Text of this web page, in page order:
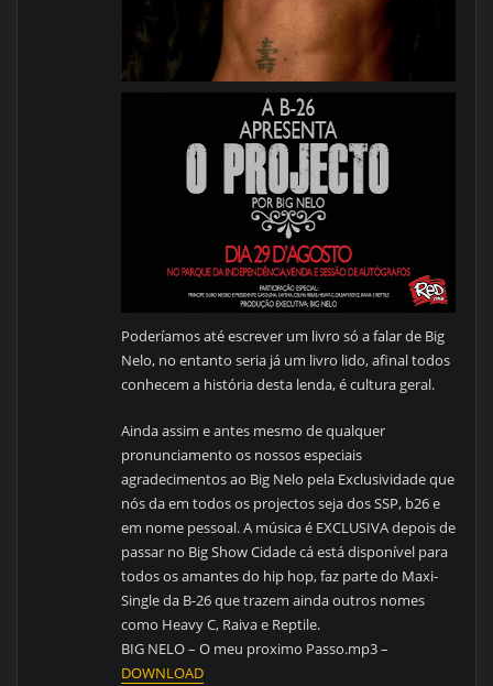
Poderíamos até escrever um livro só a falar de Big
Nelo, no entanto seria já um livro lido, afinal todos
conhecem a história desta lenda, é cultura geral.
Ainda assim e antes mesmo de qualquer
pronunciamento os nossos especiais
agradecimentos ao Big Nelo pela Exclusividade que
nós da em todos os projectos seja dos SSP, b26 e
em nome pessoal. A música é EXCLUSIVA depois de
passar no Big Show Cidade cá está disponível para
todos os amantes do hip hop, faz parte do Maxi-
Single da B-26 que trazem ainda outros nomes
como Heavy C, Raiva e Reptile.
BIG NELO – O meu proximo Passo.mp3 –
DOWNLOAD